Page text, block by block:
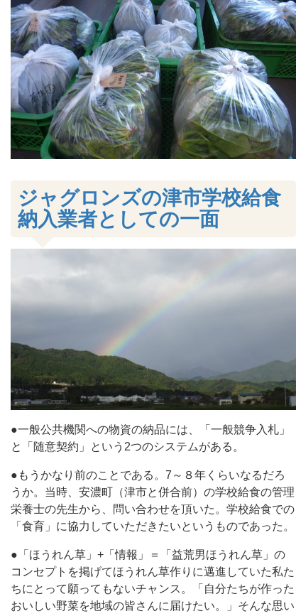
ジャグロンズの津市学校給食
納入業者としての一面
●一般公共機関への物資の納品には、「一般競争入札」
と「随意契約」という2つのシステムがある。
●もうかなり前のことである。7～８年くらいなるだろ
うか。当時、安濃町（津市と併合前）の学校給食の管理
栄養士の先生から、問い合わせを頂いた。学校給食での
「食育」に協力していただきたいというものであった。
●「ほうれん草」+「情報」＝「益荒男ほうれん草」の
コンセプトを掲げてほうれん草作りに邁進していた私た
ちにとって願ってもないチャンス。「自分たちが作った
おいしい野菜を地域の皆さんに届けたい。」そんな思い